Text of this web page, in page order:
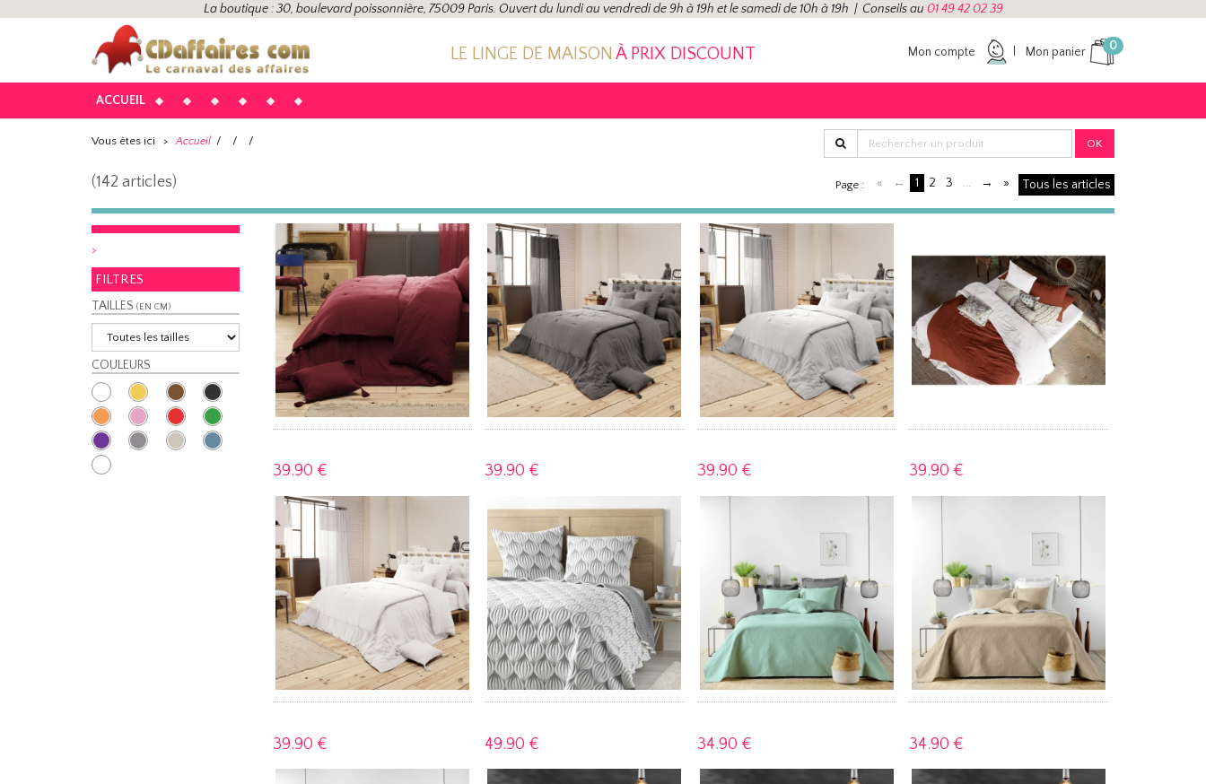
La boutique : 30, boulevard poissonnière, 75009 Paris. Ouvert du lundi au vendredi de 9h à 19h et le samedi de 10h à 19h | Conseils au 01 49 42 02 39
LE LINGE DE MAISON À PRIX DISCOUNT Mon compte Mon panier 0
ACCUEIL
Vous êtes ici > Accueil / / / OK
(142 articles) Page : « ← 1 2 3 ... → » Tous les articles
>
FILTRES
TAILLES (EN CM)
COULEURS
39.90 € 39.90 € 39.90 € 39.90 €
39.90 € 49.90 € 34.90 € 34.90 €